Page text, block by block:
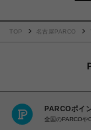
TOP 名古屋PARCO
PARCOポイ
全国のPARCOや